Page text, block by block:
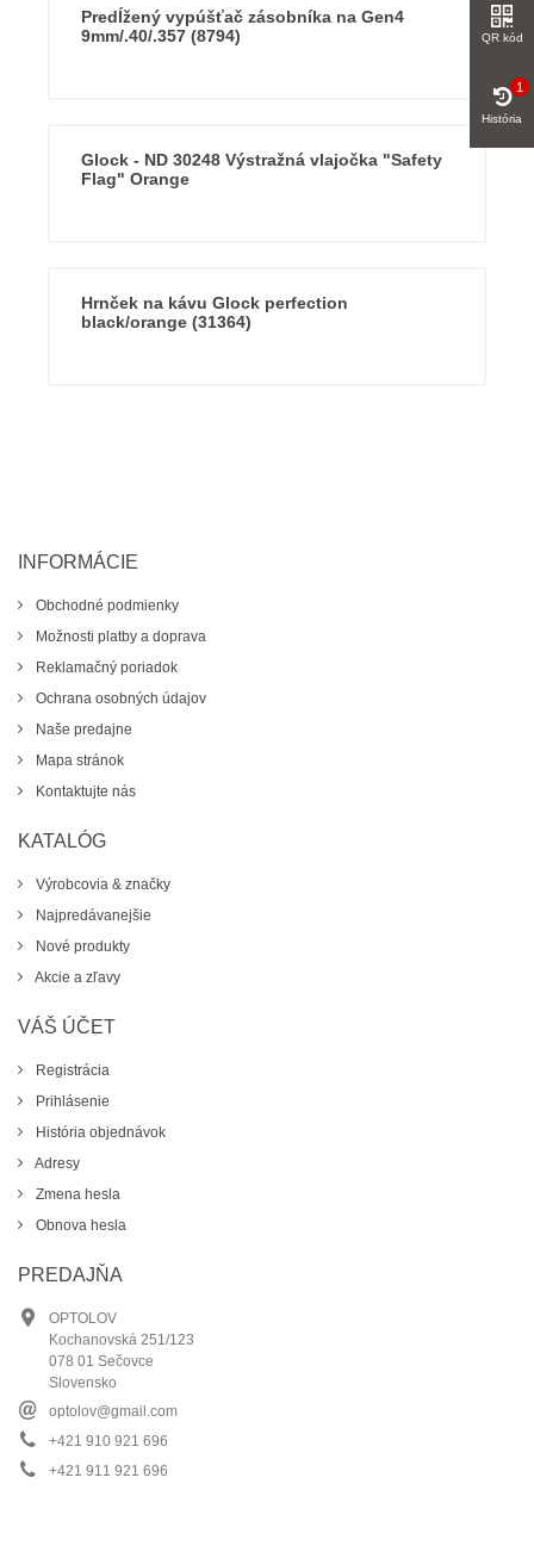
Predĺžený vypúšťač zásobníka na Gen4
9mm/.40/.357 (8794)
Glock - ND 30248 Výstražná vlajočka "Safety
Flag" Orange
Hrnček na kávu Glock perfection
black/orange (31364)
INFORMÁCIE
Obchodné podmienky
Možnosti platby a doprava
Reklamačný poriadok
Ochrana osobných údajov
Naše predajne
Mapa stránok
Kontaktujte nás
KATALÓG
Výrobcovia & značky
Najpredávanejšie
Nové produkty
Akcie a zľavy
VÁŠ ÚČET
Registrácia
Prihlásenie
História objednávok
Adresy
Zmena hesla
Obnova hesla
PREDAJŇA
OPTOLOV
Kochanovská 251/123
078 01 Sečovce
Slovensko
optolov@gmail.com
+421 910 921 696
+421 911 921 696
QR kód
História
1